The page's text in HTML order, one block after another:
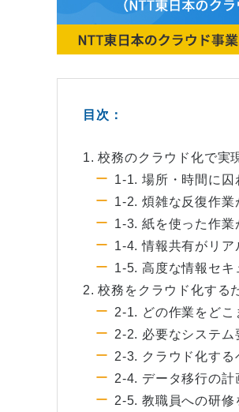
目次：
1. 校務のクラウド化で実
1-1. 場所・時間に囚
1-2. 煩雑な反復作業
1-3. 紙を使った作業
1-4. 情報共有がリア
1-5. 高度な情報セキ
2. 校務をクラウド化する
2-1. どの作業をどこ
2-2. 必要なシステム
2-3. クラウド化する
2-4. データ移行の計
2-5. 教職員への研修